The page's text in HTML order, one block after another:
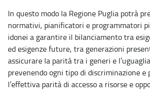
In questo modo la Regione Puglia potrà
normativi, pianificatori e programmatori
idonei a garantire il bilanciamento tra
ed esigenze future, tra generazioni
assicurare la parità tra i generi e
prevenendo ogni tipo di discriminazione e
l’effettiva parità di accesso a risorse e